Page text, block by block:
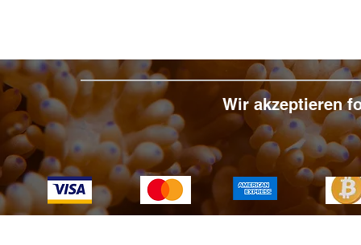
Wir akzeptieren